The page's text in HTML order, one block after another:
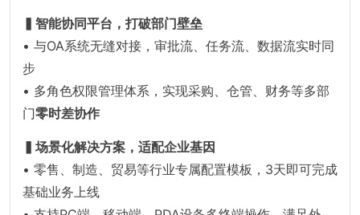
▍智能协同平台，打破部门壁垒
• 与OA系统无缝对接，审批流、任务流、数据流实时同
步
• 多角色权限管理体系，实现采购、仓管、财务等多部
门零时差协作
▍场景化解决方案，适配企业基因
• 零售、制造、贸易等行业专属配置模板，3天即可完成
基础业务上线